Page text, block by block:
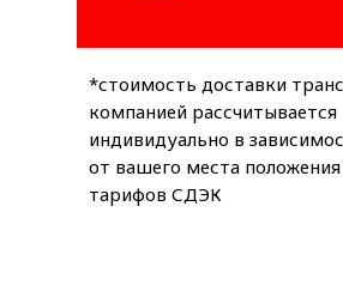
*стоимость доставки
компанией рассчитывается
индивидуально в
от вашего места положения
тарифов СДЭК